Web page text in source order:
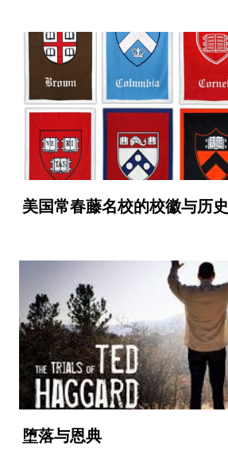
美国常春藤名校的校徽与历史
堕落与恩典